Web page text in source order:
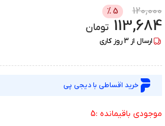
120,000
5
%
113,684 تومان
ارسال از 3روز کاری
خرید اقساطی با دیجی پی
موجودی باقیمانده :5